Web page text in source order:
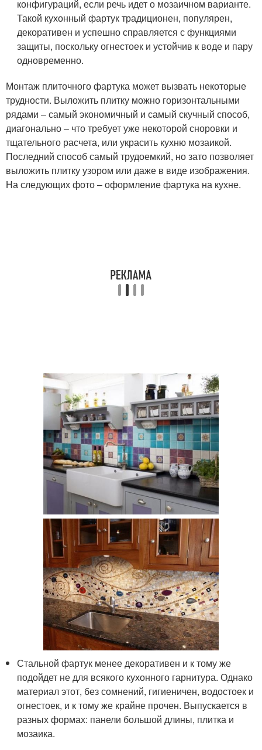
конфигураций, если речь идет о мозаичном варианте.
Такой кухонный фартук традиционен, популярен,
декоративен и успешно справляется с функциями
защиты, поскольку огнестоек и устойчив к воде и пару
одновременно.
Монтаж плиточного фартука может вызвать некоторые
трудности. Выложить плитку можно горизонтальными
рядами – самый экономичный и самый скучный способ,
диагонально – что требует уже некоторой сноровки и
тщательного расчета, или украсить кухню мозаикой.
Последний способ самый трудоемкий, но зато позволяет
выложить плитку узором или даже в виде изображения.
На следующих фото – оформление фартука на кухне.
Стальной фартук менее декоративен и к тому же
подойдет не для всякого кухонного гарнитура. Однако
материал этот, без сомнений, гигиеничен, водостоек и
огнестоек, и к тому же крайне прочен. Выпускается в
разных формах: панели большой длины, плитка и
мозаика.